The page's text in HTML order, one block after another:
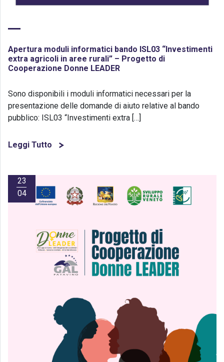
Apertura moduli informatici bando ISL03 “Investimenti
extra agricoli in aree rurali” – Progetto di
Cooperazione Donne LEADER
Sono disponibili i moduli informatici necessari per la
presentazione delle domande di aiuto relative al bando
pubblico: ISL03 “Investimenti extra […]
Leggi Tutto
23
04